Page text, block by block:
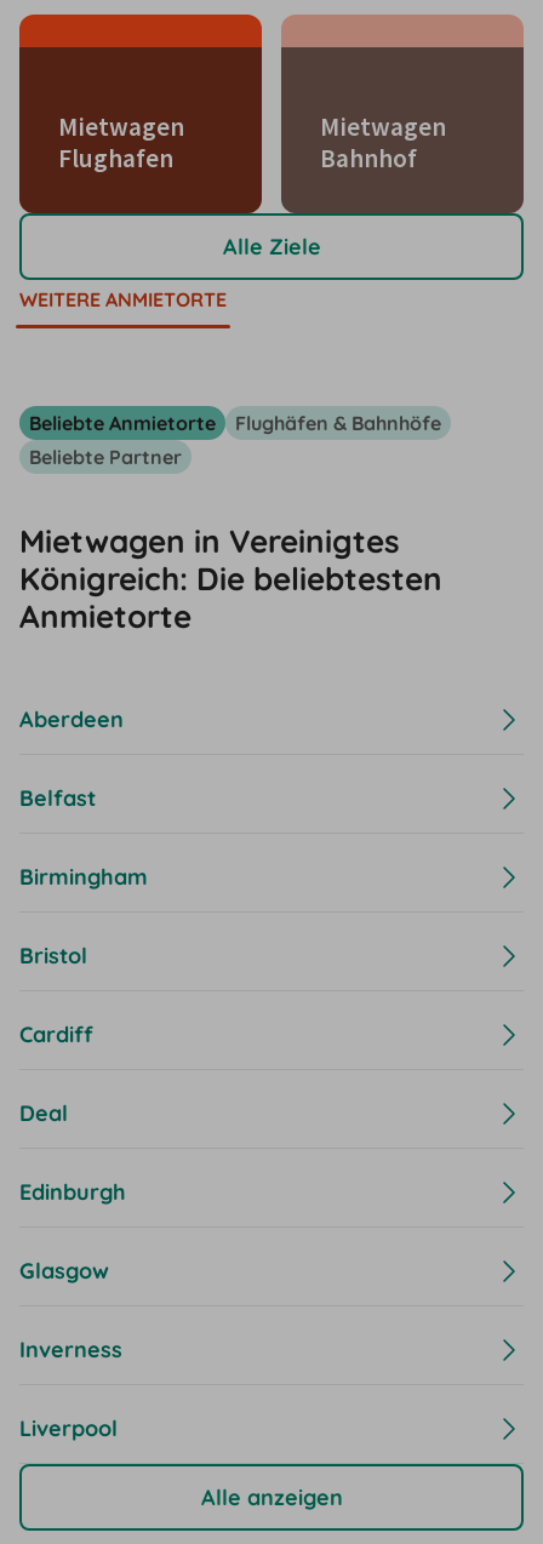
Mietwagen
Flughafen
Mietwagen
Bahnhof
Alle Ziele
WEITERE ANMIETORTE
Beliebte Anmietorte
Flughäfen & Bahnhöfe
Beliebte Partner
Mietwagen in Vereinigtes
Königreich: Die beliebtesten
Anmietorte
Aberdeen
Belfast
Birmingham
Bristol
Cardiff
Deal
Edinburgh
Glasgow
Inverness
Liverpool
Alle anzeigen